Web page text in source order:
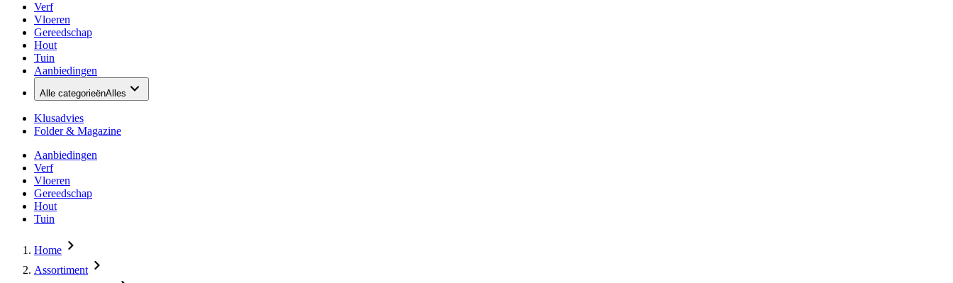
Verf
Vloeren
Gereedschap
Hout
Tuin
Aanbiedingen
Alle categorieënAlles
Klusadvies
Folder & Magazine
Aanbiedingen
Verf
Vloeren
Gereedschap
Hout
Tuin
Home
Assortiment